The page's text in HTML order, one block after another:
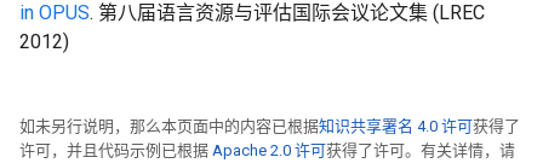
in OPUS. 第八届语言资源与评估国际会议论文集 (LREC
2012)
如未另行说明，那么本页面中的内容已根据知识共享署名 4.0 许可获得了
许可，并且代码示例已根据 Apache 2.0 许可获得了许可。有关详情，请